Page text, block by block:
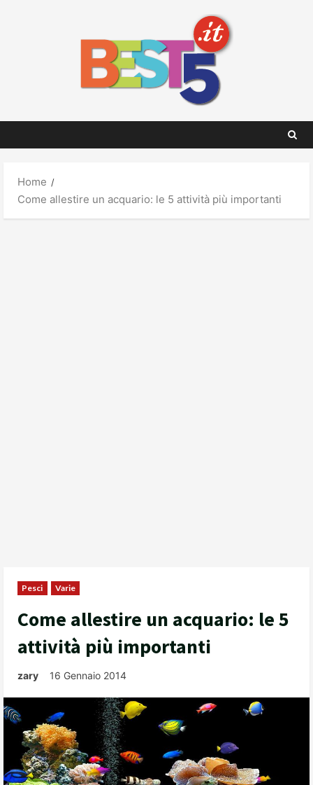
Home
Come allestire un acquario: le 5 attività più importanti
Pesci Varie
Come allestire un acquario: le 5
attività più importanti
zary 16 Gennaio 2014